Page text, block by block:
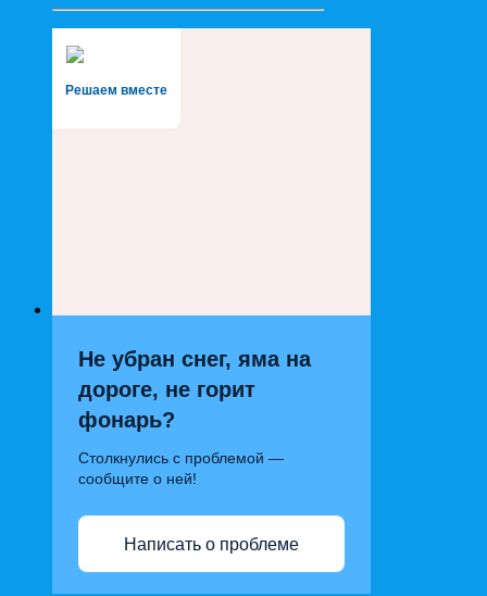
Решаем вместе
Не убран снег, яма на
дороге, не горит
фонарь?
Столкнулись с проблемой —
сообщите о ней!
Написать о проблеме